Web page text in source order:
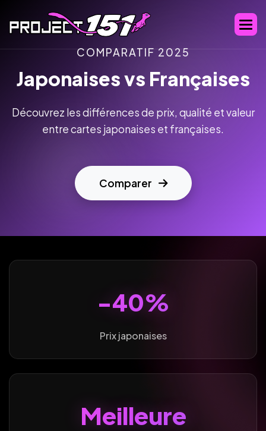
COMPARATIF 2025
Japonaises vs Françaises
Découvrez les différences de prix, qualité et valeur
entre cartes japonaises et françaises.
Comparer
-40%
Prix japonaises
Meilleure